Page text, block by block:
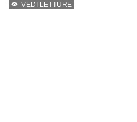
VEDI LETTURE